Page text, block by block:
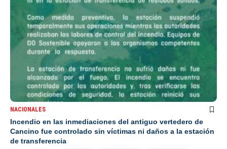
NACIONALES
Incendio en las inmediaciones del antiguo vertedero de
Cancino fue controlado sin víctimas ni daños a la estación
de transferencia